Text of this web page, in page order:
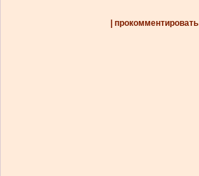
| прокомментировать |